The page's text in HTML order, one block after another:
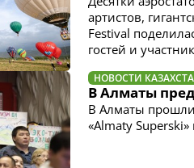
артистов,
Festival
гостей и
НОВОСТИ
В Алматы
В Алматы
«Almaty